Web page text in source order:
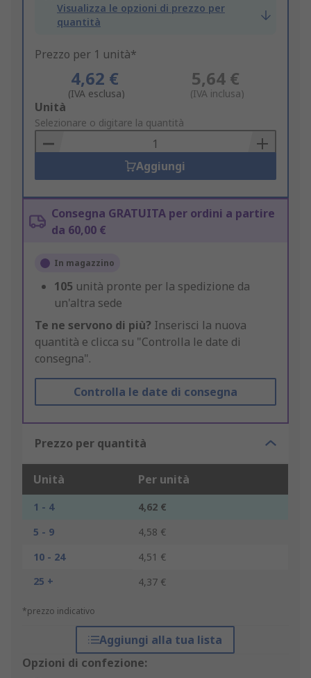
Visualizza le opzioni di prezzo per
quantità
Prezzo per 1 unità*
4,62 €
(IVA esclusa)
5,64 €
(IVA inclusa)
Add
to
Basket
Unità
Selezionare o digitare la quantità
Aggiungi
Consegna GRATUITA per ordini a partire
da 60,00 €
In magazzino
105 unità pronte per la spedizione da
un'altra sede
Te ne servono di più? Inserisci la nuova
quantità e clicca su "Controlla le date di
consegna".
Controlla le date di consegna
Prezzo per quantità
Unità Per unità
1 - 4
4,62 €
5 - 9
4,58 €
10 - 24
4,51 €
25 +
4,37 €
*prezzo indicativo
Aggiungi alla tua lista
Opzioni di confezione: